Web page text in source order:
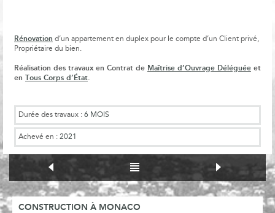
Rénovation d’un appartement en duplex pour le compte d’un Client privé,
Propriétaire du bien.
Réalisation des travaux en Contrat de Maîtrise d’Ouvrage Déléguée et
en Tous Corps d’État
Durée des travaux : 6 MOIS
Achevé en : 2021
CONSTRUCTION À MONACO